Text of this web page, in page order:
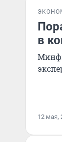
в
12 мая,